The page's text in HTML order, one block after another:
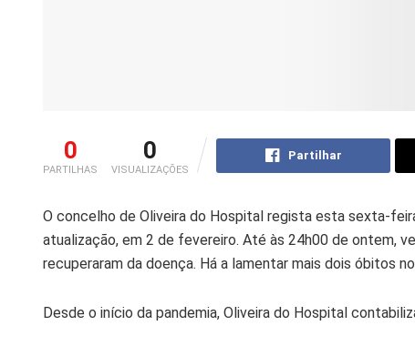
0
PARTILHAS
0
VISUALIZAÇÕES
Partilhar
O concelho de Oliveira do Hospital regista esta sexta-
atualização, em 2 de fevereiro. Até às 24h00 de ontem,
recuperaram da doença. Há a lamentar mais dois óbitos
Desde o início da pandemia, Oliveira do Hospital